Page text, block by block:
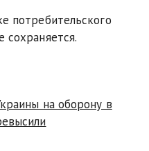
потребительского
сохраняется.
на оборону в